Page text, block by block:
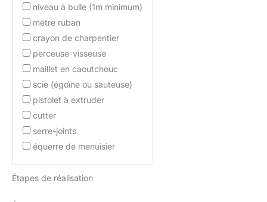
niveau à bulle (1m minimum)
mètre ruban
crayon de charpentier
perceuse-visseuse
maillet en caoutchouc
scie (égoïne ou sauteuse)
pistolet à extruder
cutter
serre-joints
équerre de menuisier
Étapes de réalisation